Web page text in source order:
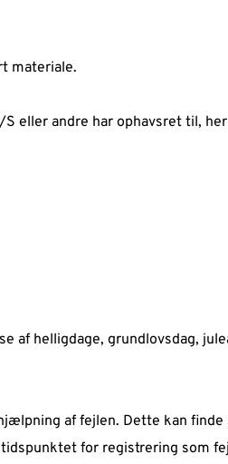
materiale.
eller andre har ophavsret til,
helligdage, grundlovsdag,
af fejlen. Dette kan finde
for registrering som